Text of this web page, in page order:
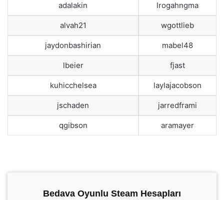
adalakin lrogahngma
alvah21 wgottlieb
jaydonbashirian mabel48
lbeier fjast
kuhicchelsea laylajacobson
jschaden jarredframi
qgibson aramayer
Bedava Oyunlu Steam Hesapları